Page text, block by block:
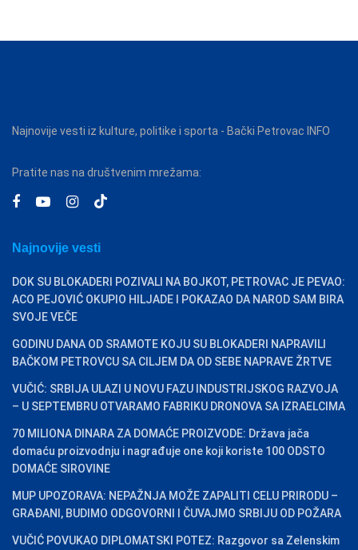
Najnovije vesti iz kulture, politike i sporta - Bački Petrovac INFO
Pratite nas na društvenim mrežama:
Najnovije vesti
DOK SU BLOKADERI POZIVALI NA BOJKOT, PETROVAC JE PEVAO:
ACO PEJOVIĆ OKUPIO HILJADE I POKAZAO DA NAROD SAM BIRA
SVOJE VEČE
GODINU DANA OD SRAMOTE KOJU SU BLOKADERI NAPRAVILI
BAČKOM PETROVCU SA CILJEM DA OD SEBE NAPRAVE ŽRTVE
VUČIĆ: SRBIJA ULAZI U NOVU FAZU INDUSTRIJSKOG RAZVOJA
– U SEPTEMBRU OTVARAMO FABRIKU DRONOVA SA IZRAELCIMA
70 MILIONA DINARA ZA DOMAĆE PROIZVODE: Država jača
domaću proizvodnju i nagrađuje one koji koriste 100 ODSTO
DOMAĆE SIROVINE
MUP UPOZORAVA: NEPAŽNJA MOŽE ZAPALITI CELU PRIRODU –
GRAĐANI, BUDIMO ODGOVORNI I ČUVAJMO SRBIJU OD POŽARA
VUČIĆ POVUKAO DIPLOMATSKI POTEZ: Razgovor sa Zelenskim